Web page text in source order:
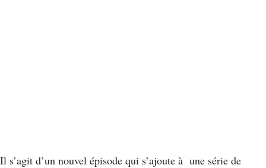
Il s’agit d’un nouvel épisode qui s’ajoute à une série de